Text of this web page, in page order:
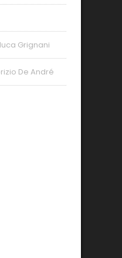
Grignani
De André